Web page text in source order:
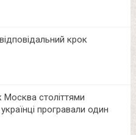
крок
століттями
програвали один